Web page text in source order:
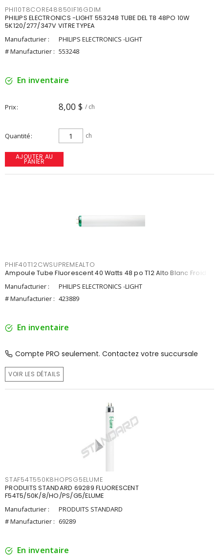
PHI10T8CORE48850IF16GDIM
PHILIPS ELECTRONICS -LIGHT 553248 TUBE DEL T8 48PO 10W
5K120/277/347V VITRE TYPEA
Manufacturier :
PHILIPS ELECTRONICS -LIGHT
# Manufacturier : 553248
En inventaire
Prix 8,00 $ / ch
Quantité ch
AJOUTER AU
PANIER
PHIF40T12CWSUPREMEALTO
Ampoule Tube Fluorescent 40 Watts 48 po T12 Alto Blanc Froid
Manufacturier :
PHILIPS ELECTRONICS -LIGHT
# Manufacturier : 423889
En inventaire
Compte PRO seulement. Contactez votre succursale
VOIR LES DÉTAILS
STAF54T550K8HOPSG5ELUME
PRODUITS STANDARD 69289 FLUORESCENT
F54T5/50K/8/HO/PS/G5/ELUME
Manufacturier :
PRODUITS STANDARD
# Manufacturier : 69289
En inventaire